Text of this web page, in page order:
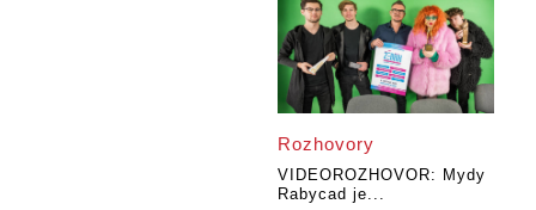
Rozhovory
VIDEOROZHOVOR: Mydy
Rabycad je...